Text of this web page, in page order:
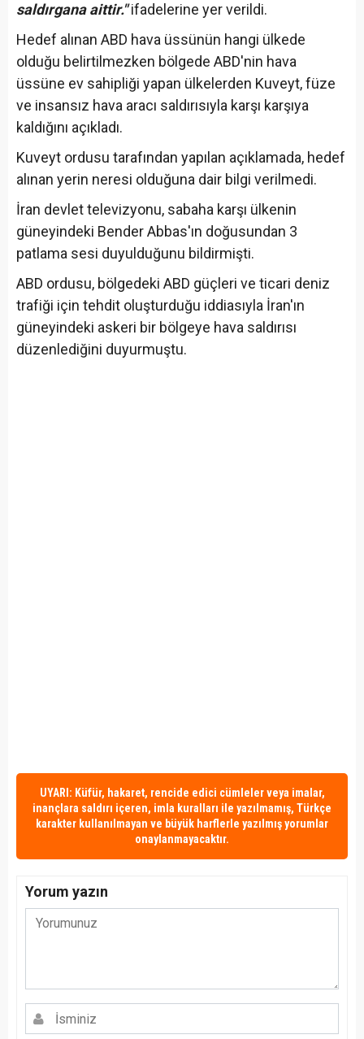
saldırgana aittir."ifadelerine yer verildi.
Hedef alınan ABD hava üssünün hangi ülkede
olduğu belirtilmezken bölgede ABD'nin hava
üssüne ev sahipliği yapan ülkelerden Kuveyt, füze
ve insansız hava aracı saldırısıyla karşı karşıya
kaldığını açıkladı.
Kuveyt ordusu tarafından yapılan açıklamada, hedef
alınan yerin neresi olduğuna dair bilgi verilmedi.
İran devlet televizyonu, sabaha karşı ülkenin
güneyindeki Bender Abbas'ın doğusundan 3
patlama sesi duyulduğunu bildirmişti.
ABD ordusu, bölgedeki ABD güçleri ve ticari deniz
trafiği için tehdit oluşturduğu iddiasıyla İran'ın
güneyindeki askeri bir bölgeye hava saldırısı
düzenlediğini duyurmuştu.
UYARI: Küfür, hakaret, rencide edici cümleler veya imalar,
inançlara saldırı içeren, imla kuralları ile yazılmamış, Türkçe
karakter kullanılmayan ve büyük harflerle yazılmış yorumlar
onaylanmayacaktır.
Yorum yazın